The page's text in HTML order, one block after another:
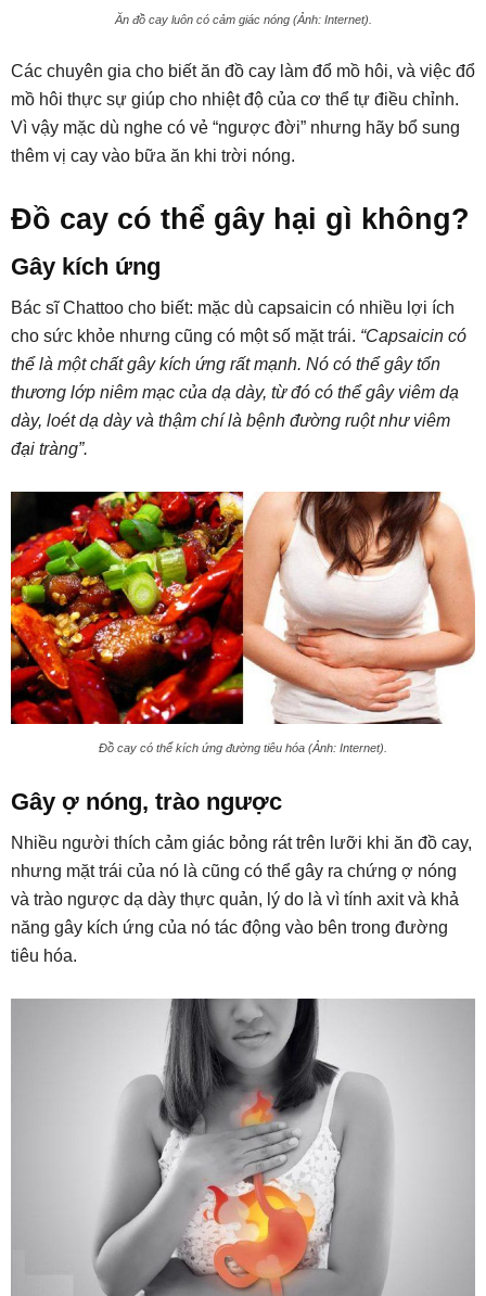
Ăn đồ cay luôn có cảm giác nóng (Ảnh: Internet).
Các chuyên gia cho biết ăn đồ cay làm đổ mồ hôi, và việc đổ
mồ hôi thực sự giúp cho nhiệt độ của cơ thể tự điều chỉnh.
Vì vậy mặc dù nghe có vẻ “ngược đời” nhưng hãy bổ sung
thêm vị cay vào bữa ăn khi trời nóng.
Đồ cay có thể gây hại gì không?
Gây kích ứng
Bác sĩ Chattoo cho biết: mặc dù capsaicin có nhiều lợi ích
cho sức khỏe nhưng cũng có một số mặt trái. “Capsaicin có
thể là một chất gây kích ứng rất mạnh. Nó có thể gây tổn
thương lớp niêm mạc của dạ dày, từ đó có thể gây viêm dạ
dày, loét dạ dày và thậm chí là bệnh đường ruột như viêm
đại tràng”.
Đồ cay có thể kích ứng đường tiêu hóa (Ảnh: Internet).
Gây ợ nóng, trào ngược
Nhiều người thích cảm giác bỏng rát trên lưỡi khi ăn đồ cay,
nhưng mặt trái của nó là cũng có thể gây ra chứng ợ nóng
và trào ngược dạ dày thực quản, lý do là vì tính axit và khả
năng gây kích ứng của nó tác động vào bên trong đường
tiêu hóa.